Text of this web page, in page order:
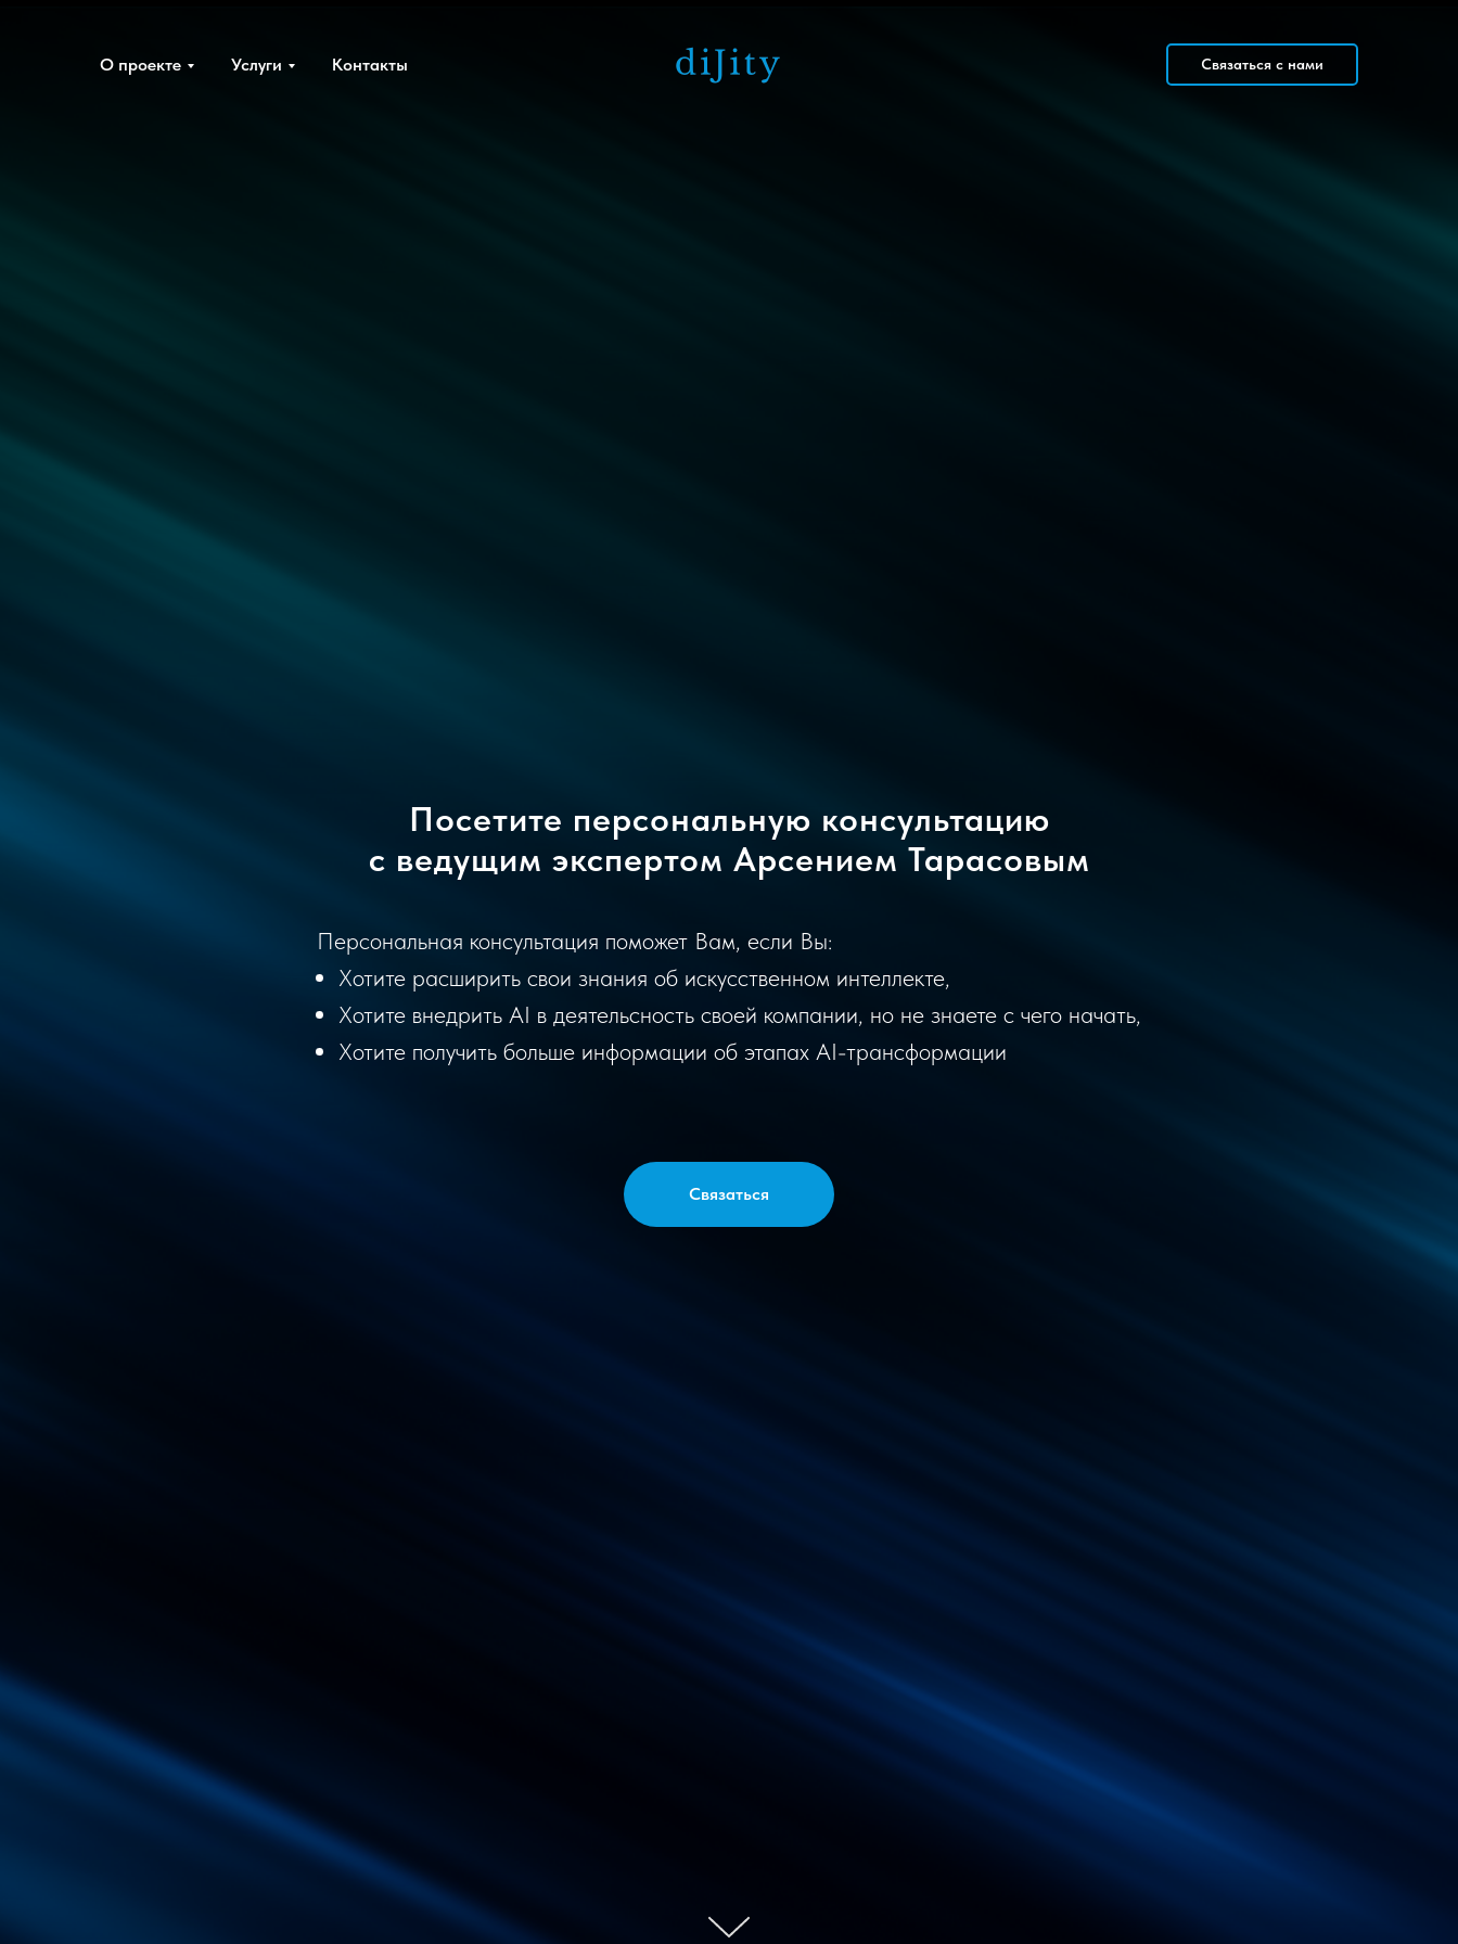
О проекте Услуги Контакты Связаться с нами
Посетите персональную консультацию
с ведущим экспертом Арсением Тарасовым
Персональная консультация поможет Вам, если Вы:
Хотите расширить свои знания об искусственном интеллекте,
Хотите внедрить AI в деятельсность своей компании, но не знаете с чего начать,
Хотите получить больше информации об этапах AI-трансформации
Связаться